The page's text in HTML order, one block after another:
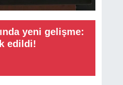
yeni gelişme:
edildi!